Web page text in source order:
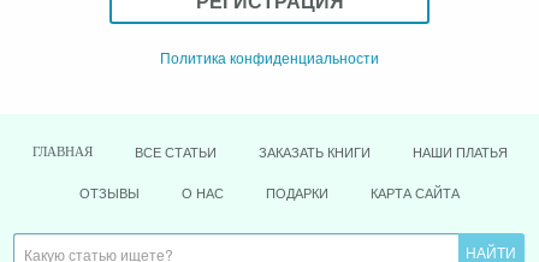
Политика конфиденциальности
ГЛАВНАЯ ВСЕ СТАТЬИ ЗАКАЗАТЬ КНИГИ НАШИ ПЛАТЬЯ
ОТЗЫВЫ О НАС ПОДАРКИ КАРТА САЙТА